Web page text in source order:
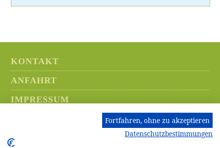
KONTAKT
ANFAHRT
IMPRESSUM
HINWEISGEBERSYSTEM
Fortfahren, ohne zu akzeptieren
Datenschutzbestimmungen